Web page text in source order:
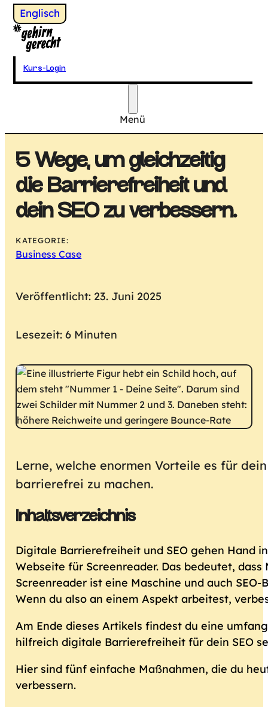
Wechsel zu
Englisch
Gehirngerecht Digital
Kurs-Login
Menü
Hauptmenü
5 Wege, um gleichzeitig
die Barrierefreiheit und
dein SEO zu verbessern.
KATEGORIE:
Business Case
Veröffentlicht: 23. Juni 2025
Lesezeit: 6 Minuten
Lerne, welche enormen Vorteile es für
barrierefrei zu machen.
Inhaltsverzeichnis
Digitale Barrierefreiheit und SEO gehen Hand
Webseite für Screenreader. Das bedeutet,
Screenreader ist eine Maschine und auch
Wenn du also an einem Aspekt arbeitest,
Am Ende dieses Artikels findest du eine
hilfreich digitale Barrierefreiheit für dein SEO
Hier sind fünf einfache Maßnahmen, die du
verbessern.